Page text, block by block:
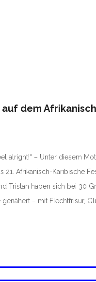
dem
alright!“ – Unter diesem
21. Afrikanisch-Karibische
Tristan haben sich bei 30
– mit Flechtfrisur,